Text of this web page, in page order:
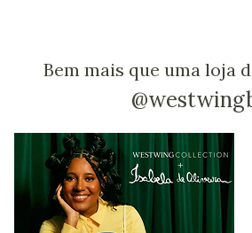
Bem mais que uma loja